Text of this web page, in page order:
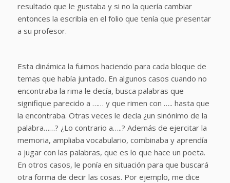
resultado que le gustaba y si no la quería cambiar
entonces la escribía en el folio que tenía que presentar
a su profesor.
Esta dinámica la fuimos haciendo para cada bloque de
temas que había juntado. En algunos casos cuando no
encontraba la rima le decía, busca palabras que
signifique parecido a …… y que rimen con ….. hasta que
la encontraba. Otras veces le decía ¿un sinónimo de la
palabra……? ¿Lo contrario a…..? Además de ejercitar la
memoria, ampliaba vocabulario, combinaba y aprendía
a jugar con las palabras, que es lo que hace un poeta.
En otros casos, le ponía en situación para que buscará
otra forma de decir las cosas. Por ejemplo, me dice